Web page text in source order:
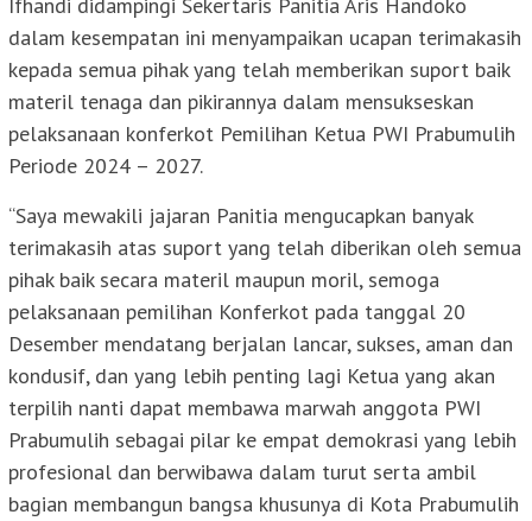
Ifhandi didampingi Sekertaris Panitia Aris Handoko
dalam kesempatan ini menyampaikan ucapan terimakasih
kepada semua pihak yang telah memberikan suport baik
materil tenaga dan pikirannya dalam mensukseskan
pelaksanaan konferkot Pemilihan Ketua PWI Prabumulih
Periode 2024 – 2027.
“Saya mewakili jajaran Panitia mengucapkan banyak
terimakasih atas suport yang telah diberikan oleh semua
pihak baik secara materil maupun moril, semoga
pelaksanaan pemilihan Konferkot pada tanggal 20
Desember mendatang berjalan lancar, sukses, aman dan
kondusif, dan yang lebih penting lagi Ketua yang akan
terpilih nanti dapat membawa marwah anggota PWI
Prabumulih sebagai pilar ke empat demokrasi yang lebih
profesional dan berwibawa dalam turut serta ambil
bagian membangun bangsa khusunya di Kota Prabumulih